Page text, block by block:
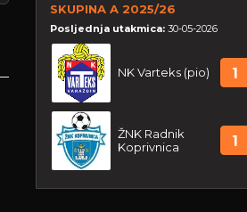
SKUPINA A 2025/26
Posljednja utakmica: 30-05-2026
NK Varteks (pio) 1
ŽNK Radnik
Koprivnica
1